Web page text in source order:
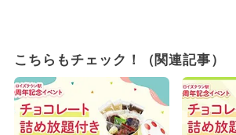
こちらもチェック！（関連記事）